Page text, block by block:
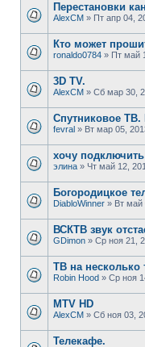
Перестановки
AlexCM » Пт апр 04,
Кто может
ronaldo0784 » Пт май
3D TV.
AlexCM » Сб мар 30,
Спутниковое
fevral » Вт мар 05,
хочу
элина » Чт май 12,
Богородицкое
DiabloWinner » Вт май
ВСКТВ звук
GDimon » Ср ноя 21,
ТВ на несколько
Robin Hood » Ср ноя
MTV HD
AlexCM » Сб ноя 03,
Телекафе.